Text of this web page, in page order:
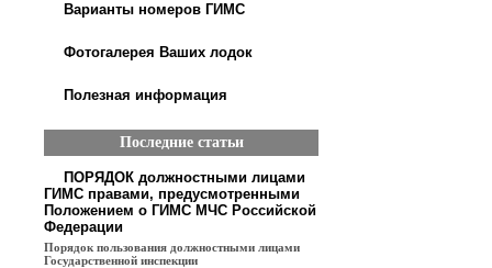
Варианты номеров ГИМС
Фотогалерея Ваших лодок
Полезная информация
Последние статьи
ПОРЯДОК должностными лицами
ГИМС правами, предусмотренными
Положением о ГИМС МЧС Российской
Федерации
Порядок пользования должностными лицами
Государственной инспекции